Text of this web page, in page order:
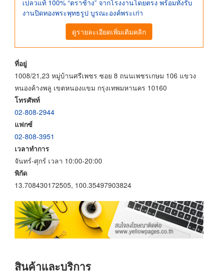
เปลวแท้ 100% “ตราช้าง” จากโรงงานโดยตรง พร้อมทั้งรับ
งานปิดทองพระพุทธรูป บูรณะองค์พระเก่า
ดูรายละเอียดเพิ่มเติมคลิก
ที่อยู่
1008/21,23 หมู่บ้านศรีเพชร ซอย 8 ถนนเพชรเกษม 106 แขวง
หนองค้างพลู เขตหนองแขม กรุงเทพมหานคร 10160
โทรศัพท์
02-808-2944
แฟกซ์
02-808-3951
เวลาทำการ
จันทร์-ศุกร์ เวลา 10:00-20:00
พิกัด
13.708430172505, 100.35497903824
สินค้าและบริการ